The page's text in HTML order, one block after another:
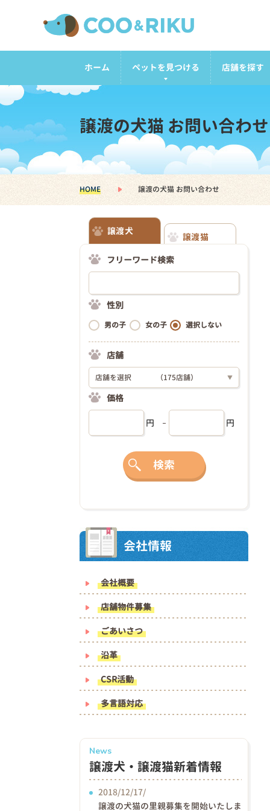
ホーム ペットを見つける 店舗を探す
譲渡の犬猫 お問い合わせ
HOME 譲渡の犬猫 お問い合わせ
譲渡犬
譲渡猫
フリーワード検索
性別
男の子 女の子 選択しない
店舗
店舗を選択 （175店舗） ▼
価格
円 円
検索
会社情報
会社概要
店舗物件募集
ごあいさつ
沿革
CSR活動
多言語対応
News
譲渡犬・譲渡猫新着情報
2018/12/17/
譲渡の犬猫の里親募集を開始いたしま